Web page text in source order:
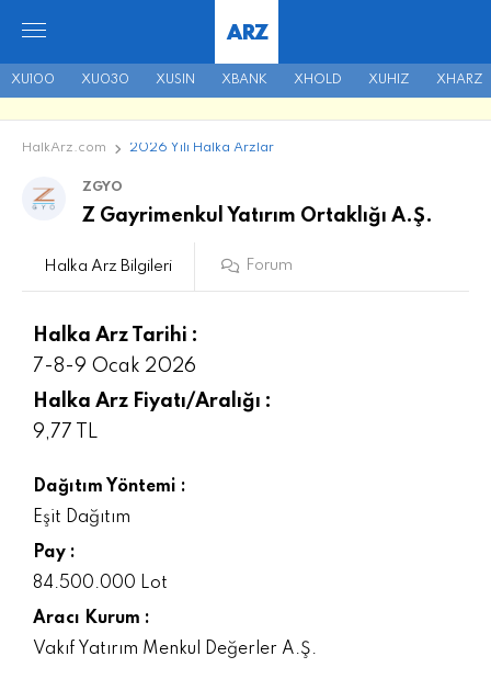
XU100 XU030 XUSIN XBANK XHOLD XUHIZ XHARZ
ARZ
HalkArz.com 2026 Yılı Halka Arzlar
ZGYO
Z Gayrimenkul Yatırım Ortaklığı A.Ş.
Halka Arz Bilgileri Forum
Halka Arz Tarihi :
7-8-9 Ocak 2026
Halka Arz Fiyatı/Aralığı :
9,77 TL
Dağıtım Yöntemi :
Eşit Dağıtım
Pay :
84.500.000 Lot
Aracı Kurum :
Vakıf Yatırım Menkul Değerler A.Ş.